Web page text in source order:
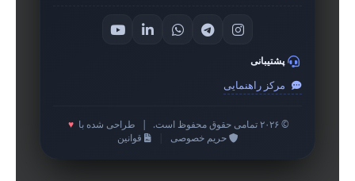
پشتیبانی
مرکز راهنمایی
© ۲۰۲۶ تمامی حقوق محفوظ است. طراحی شده با ♥
حریم خصوصی
قوانین